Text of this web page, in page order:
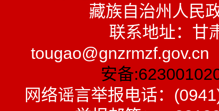
藏族自治州人民
联系地址：甘
安备
网络谣言举报电话：